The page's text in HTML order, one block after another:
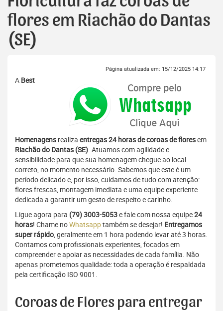
flores em Riachão do Dantas
(SE)
Página atualizada em: 15/12/2025 14:17
A Best
Homenagens realiza entregas 24 horas de coroas de floresem
Riachão do Dantas (SE). Atuamos com agilidade e
sensibilidade para que sua homenagem chegue ao local
correto, no momento necessário. Sabemos que este é um
período delicado e, por isso, cuidamos de tudo com atenção:
flores frescas, montagem imediata e uma equipe experiente
dedicada a garantir um gesto de respeito e carinho.
Ligue agora para (79) 3003-5053e fale com nossa equipe24
horas! Chame noWhatsapptambém se desejar! Entregamos
super rápido, geralmente em 1 hora podendo levar até 3 horas.
Contamos com profissionais experientes, focados em
compreender e apoiar as necessidades de cada família. Não
apenas prometemos qualidade: toda a operação é respaldada
pela certificação ISO 9001.
Coroas de Flores para entregar